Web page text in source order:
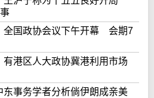
全国政协会议下午开幕 会期7
港区人大政协冀港利用市场
东事务学者分析倘伊朗成亲美